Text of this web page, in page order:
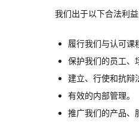
我们出于以下合法利
履行我们与认可课
保护我们的员工、
建立、行使和抗辩
有效的内部管理。
推广我们的产品、